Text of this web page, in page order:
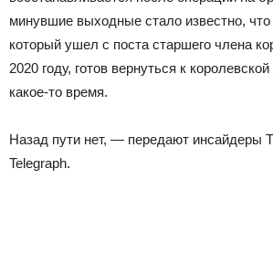
минувшие выходные стало известно, что
который ушел с поста старшего члена
2020 году, готов вернуться к
какое-то время.
Назад пути нет, — передают инсайдеры
Telegraph.